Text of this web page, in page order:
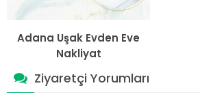
Adana Uşak Evden Eve
Nakliyat
Ziyaretçi Yorumları